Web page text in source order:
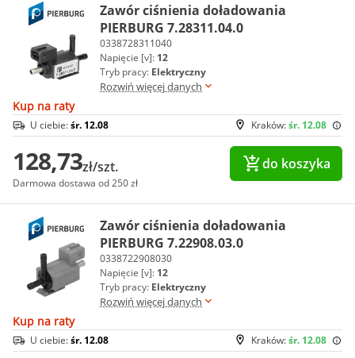
Zawór ciśnienia doładowania
PIERBURG 7.28311.04.0
0338728311040
Napięcie [v]: 12
Tryb pracy: Elektryczny
Rozwiń więcej danych
Kup na raty
Kraków:śr. 12.08
U ciebie:śr. 12.08
128,73zł/szt.
Darmowa dostawa od 250 zł
do koszyka
Zawór ciśnienia doładowania
PIERBURG 7.22908.03.0
0338722908030
Napięcie [v]: 12
Tryb pracy: Elektryczny
Rozwiń więcej danych
Kup na raty
Kraków:śr. 12.08
U ciebie:śr. 12.08